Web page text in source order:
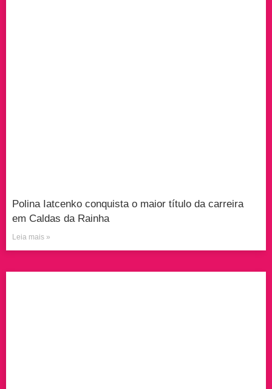
Polina Iatcenko conquista o maior título da carreira
em Caldas da Rainha
Leia mais »